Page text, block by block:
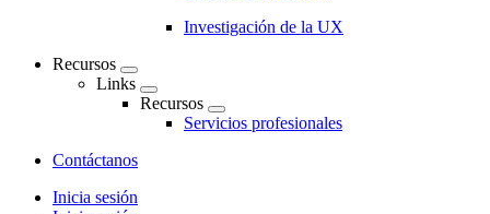
Investigación de la UX
Recursos
Links
Recursos
Servicios profesionales
Contáctanos
Inicia sesión